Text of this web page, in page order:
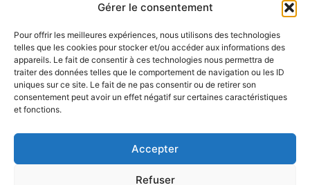
Gérer le consentement
Pour offrir les meilleures expériences, nous utilisons des technologies
telles que les cookies pour stocker et/ou accéder aux informations des
appareils. Le fait de consentir à ces technologies nous permettra de
traiter des données telles que le comportement de navigation ou les ID
uniques sur ce site. Le fait de ne pas consentir ou de retirer son
consentement peut avoir un effet négatif sur certaines caractéristiques
et fonctions.
Accepter
Refuser
3 décembre 2023